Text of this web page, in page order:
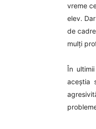
vreme
elev.
de
mulți
În
aceștia